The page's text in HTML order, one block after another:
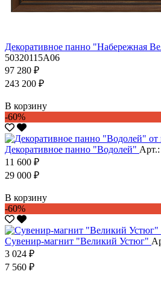
Декоративное панно "Набережная
50320115А06
97 280 ₽
243 200 ₽
В корзину
-60%
Декоративное панно "Водолей"
11 600 ₽
29 000 ₽
В корзину
-60%
Сувенир-магнит "Великий Устюг"
3 024 ₽
7 560 ₽